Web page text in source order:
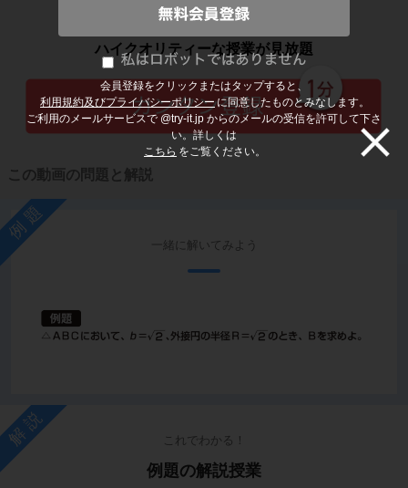
会員登録をクリックまたはタップすると、
利用規約及びプライバシーポリシー に同意したものとみなします。
ご利用のメールサービスで @try-it.jp からのメールの受信を許可して下さ
い。詳しくは
こちら をご覧ください。
子どもの勉強から大人の学び直しまで
ハイクオリティーな授業が見放題
この動画の問題と解説
例題
一緒に解いてみよう
解説 これでわかる！
例題の解説授業